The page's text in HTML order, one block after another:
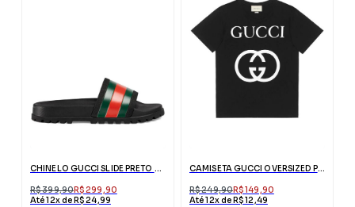
CHINELO GUCCI SLIDE PRETO COM FAIXA WEB
R$ 399,90R$ 299,90
Até 12x de R$ 24,99
CAMISETA GUCCI OVERSIZED PRETA COM INTERLOCKING G
R$ 249,90R$ 149,90
Até 12x de R$ 12,49